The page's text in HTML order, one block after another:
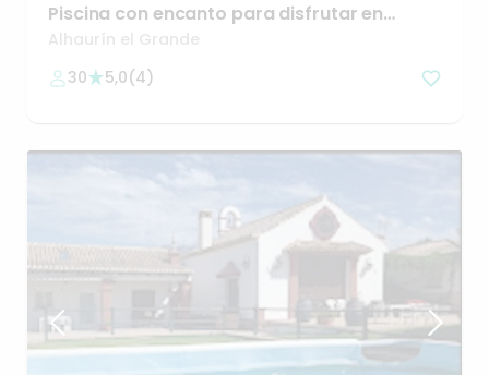
Piscina con encanto para disfrutaren
Málaga
Alhaurín el Grande
30
5,0(4)